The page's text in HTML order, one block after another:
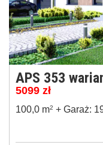
APS 353
5099 zł
100,0 m2 + Garaż: